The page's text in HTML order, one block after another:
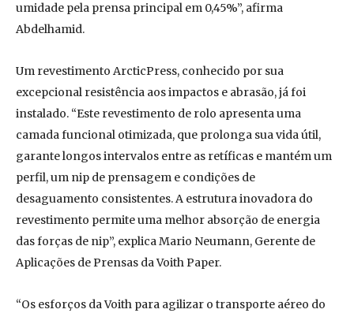
umidade pela prensa principal em 0,45%”, afirma
Abdelhamid.
Um revestimento ArcticPress, conhecido por sua
excepcional resistência aos impactos e abrasão, já foi
instalado. “Este revestimento de rolo apresenta uma
camada funcional otimizada, que prolonga sua vida útil,
garante longos intervalos entre as retíficas e mantém um
perfil, um nip de prensagem e condições de
desaguamento consistentes. A estrutura inovadora do
revestimento permite uma melhor absorção de energia
das forças de nip”, explica Mario Neumann, Gerente de
Aplicações de Prensas da Voith Paper.
“Os esforços da Voith para agilizar o transporte aéreo do